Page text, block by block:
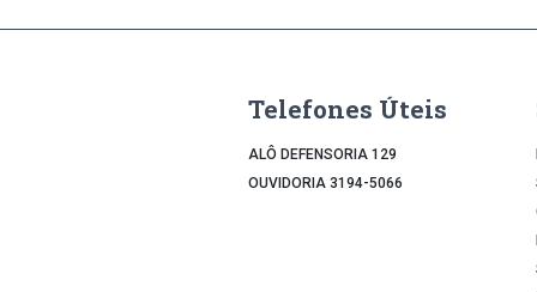
Telefones Úteis
ALÔ DEFENSORIA 129
OUVIDORIA 3194-5066